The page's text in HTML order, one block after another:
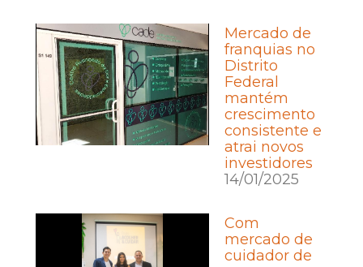
Mercado de
franquias no
Distrito
Federal
mantém
crescimento
consistente e
atrai novos
investidores
14/01/2025
Com
mercado de
cuidador de